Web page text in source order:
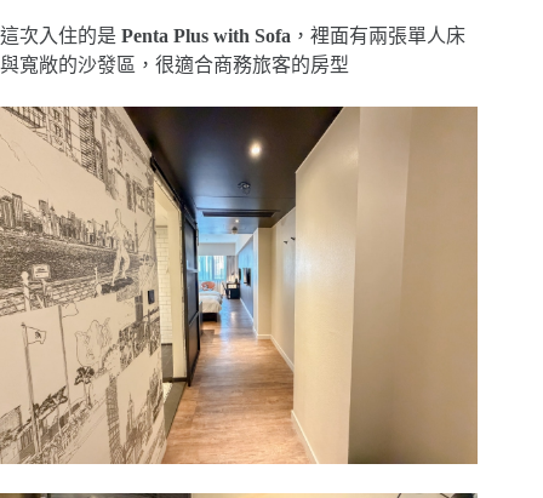
這次入住的是 Penta Plus with Sofa ，裡面有兩張單人床
與寬敞的沙發區，很適合商務旅客的房型